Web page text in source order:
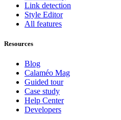
Link detection
Style Editor
All features
Resources
Blog
Calaméo Mag
Guided tour
Case study
Help Center
Developers